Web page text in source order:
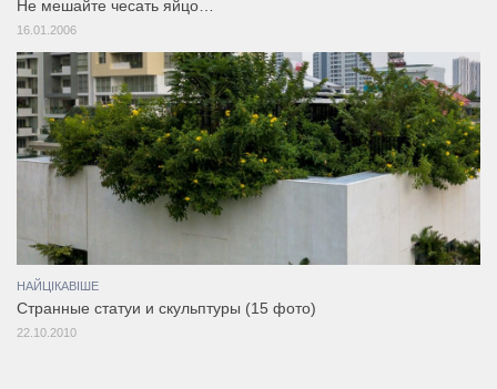
Не мешайте чесать яйцо…
16.01.2006
НАЙЦІКАВІШЕ
Странные статуи и скульптуры (15 фото)
22.10.2010